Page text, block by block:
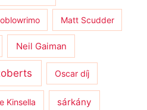
Matt Scudder
Neil Gaiman
Oscar díj
Kinsella sárkány